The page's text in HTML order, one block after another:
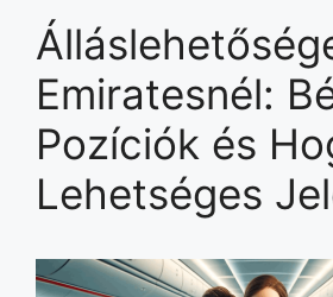
Emiratesnél:
Pozíciók és
Lehetséges